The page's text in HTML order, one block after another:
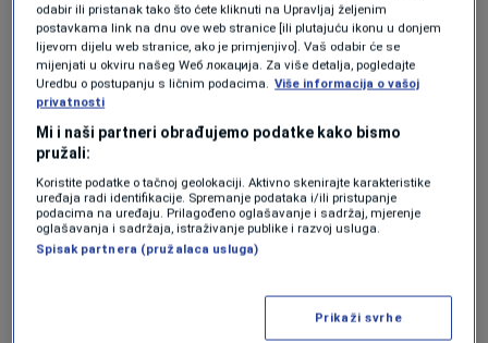
International Day of Remembrance of the
Genocide in Srebrenica, on May 23.
The "People's Patrol" is known for glorifying
Ratko Mladic, who was convicted in The Hague
for genocide in Srebrenica, organizing protests
in support of Russia after it invaded Ukraine.
The group also attacks refugees and migrants.
The adoption of the Resolution on Srebrenica
odabir ili pristanak tako što ćete kliknuti na Upravljaj željenim
postavkama link na dnu ove web stranice [ili plutajuću ikonu u donjem
lijevom dijelu web stranice, ako je primjenjivo]. Vaš odabir će se
mijenjati u okviru našeg Wеб локација. Za više detalja, pogledajte
Uredbu o postupanju s ličnim podacima. Više informacija o vašoj
privatnosti
Mi i naši partneri obrađujemo podatke kako bismo
pružali:
Koristite podatke o tačnoj geolokaciji. Aktivno skenirajte karakteristike
uređaja radi identifikacije. Spremanje podataka i/ili pristupanje
podacima na uređaju. Prilagođeno oglašavanje i sadržaj, mjerenje
oglašavanja i sadržaja, istraživanje publike i razvoj usluga.
Spisak partnera (pružalaca usluga)
Prikaži svrhe